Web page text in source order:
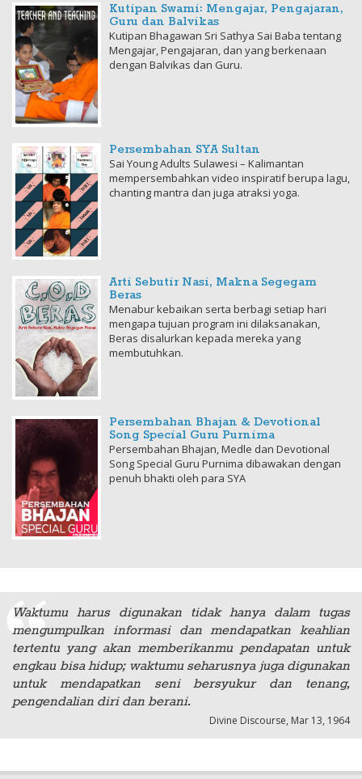
Kutipan Swami: Mengajar, Pengajaran,
Guru dan Balvikas
Kutipan Bhagawan Sri Sathya Sai Baba tentang
Mengajar, Pengajaran, dan yang berkenaan
dengan Balvikas dan Guru.
Persembahan SYA Sultan
Sai Young Adults Sulawesi – Kalimantan
mempersembahkan video inspiratif berupa lagu,
chanting mantra dan juga atraksi yoga.
Arti Sebutir Nasi, Makna Segegam
Beras
Menabur kebaikan serta berbagi setiap hari
mengapa tujuan program ini dilaksanakan,
Beras disalurkan kepada mereka yang
membutuhkan.
Persembahan Bhajan & Devotional
Song Special Guru Purnima
Persembahan Bhajan, Medle dan Devotional
Song Special Guru Purnima dibawakan dengan
penuh bhakti oleh para SYA
Waktumu harus digunakan tidak hanya dalam tugas
mengumpulkan informasi dan mendapatkan keahlian
tertentu yang akan memberikanmu pendapatan untuk
engkau bisa hidup; waktumu seharusnya juga digunakan
untuk mendapatkan seni bersyukur dan tenang,
pengendalian diri dan berani.
Divine Discourse, Mar 13, 1964